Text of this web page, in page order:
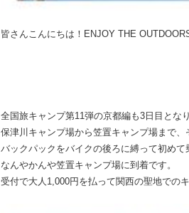
皆さんこんにちは！ENJOY THE
全国旅キャンプ第11弾の京都編も3日目とな
保津川キャンプ場から笠置キャンプ場まで、
バックパックをバイクの後ろに縛って初め
なんやかんや笠置キャンプ場に到着です。
受付で大人1,000円を払って関西の聖地での